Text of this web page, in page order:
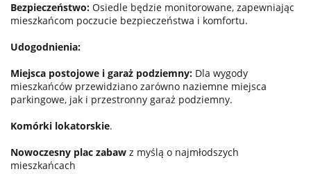
Bezpieczeństwo: Osiedle będzie monitorowane, zapewniając
mieszkańcom poczucie bezpieczeństwa i komfortu.
Udogodnienia:
Miejsca postojowe i garaż podziemny: Dla wygody
mieszkańców przewidziano zarówno naziemne miejsca
parkingowe, jak i przestronny garaż podziemny.
Komórki lokatorskie.
Nowoczesny plac zabaw z myślą o najmłodszych
mieszkańcach